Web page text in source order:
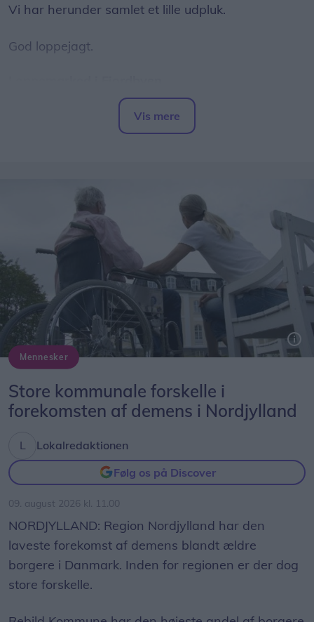
Vi har herunder samlet et lille udpluk.
God loppejagt.
Traditionen tro forvandles Fjordbyen den anden
lørdag i august til et stort og hyggeligt
Her kan du købe andres guld fra gemmerne, og du
kan også sælge dit eget.
Alle kan nemlig frit opstille salgsboder - såfremt at
genstande efterfølgende fjernes fra Fjordbyen, og
der ryddes op ved den pågældende stand.
Læs mere om regler og information om opstilling
af boder her
Markedet finder sted klokken 10-16 i Fjordbyen
ved Vestbyen.
Når du har været til loppemarked i Fjordbyen, kan
du med fordel tage færgen over til Egholm.
Her afholdes markedsdag ved Regnmildgaard for
tredje år i træk.
Her står øens beboere klar til at sælge
genbrugsguld, og du kan blandt andet forvente at
Vis mere
Mennesker
Store kommunale forskelle i
forekomsten af demens i Nordjylland
Lokalredaktionen
Følg os på Discover
09. august 2026 kl. 11.00
NORDJYLLAND: Region Nordjylland har den
laveste forekomst af demens blandt ældre
borgere i Danmark. Inden for regionen er der dog
store forskelle.